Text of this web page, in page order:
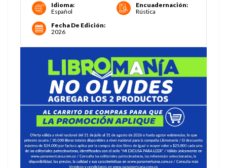
Idioma:
Español
Encuadernación:
Rústica
Fecha De Edición:
2026